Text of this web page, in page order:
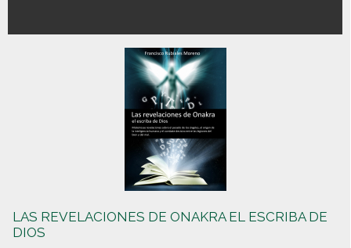
LAS REVELACIONES DE ONAKRA EL ESCRIBA DE
DIOS